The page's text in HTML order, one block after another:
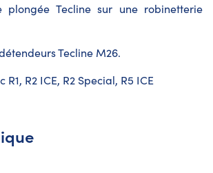
plongée Tecline sur une robinetterie
Tecline M26.
R2 ICE, R2 Special, R5 ICE